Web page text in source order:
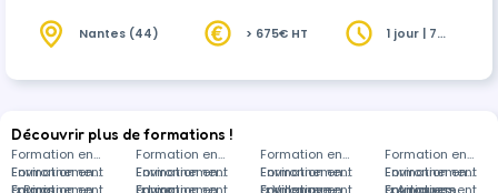
Nantes (44) > 675€ HT
1 jour | 7
Découvrir plus de formations !
Formation en
Environnement
Formation en
Environnement
Formation en
Environnement
Formation en
Environnement
Formation en
Formation en
Formation en
Formation en